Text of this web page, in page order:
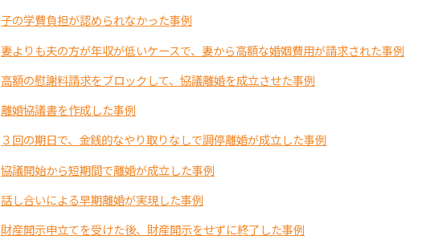
子の学費負担が認められなかった事例
妻よりも夫の方が年収が低いケースで、妻から高額な婚姻費用が請求された事例
高額の慰謝料請求をブロックして、協議離婚を成立させた事例
離婚協議書を作成した事例
３回の期日で、金銭的なやり取りなしで調停離婚が成立した事例
協議開始から短期間で離婚が成立した事例
話し合いによる早期離婚が実現した事例
財産開示申立てを受けた後、財産開示をせずに終了した事例